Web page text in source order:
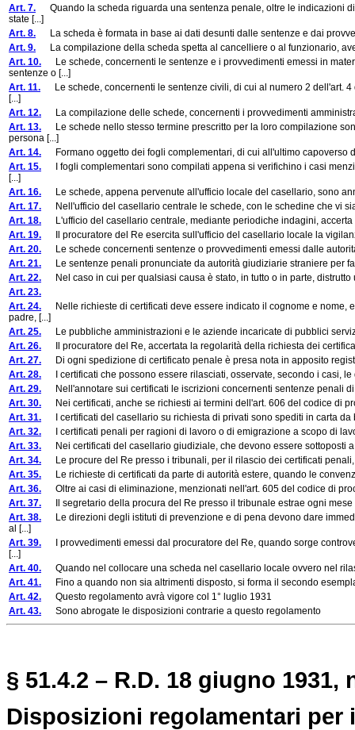
Art. 7. Quando la scheda riguarda una sentenza penale, oltre le indicazioni
state [...]
Art. 8. La scheda è formata in base ai dati desunti dalle sentenze e dai
Art. 9. La compilazione della scheda spetta al cancelliere o al funzionario,
Art. 10. Le schede, concernenti le sentenze e i provvedimenti emessi in
sentenze o [...]
Art. 11. Le schede, concernenti le sentenze civili, di cui al numero 2 dell'art.
[...]
Art. 12. La compilazione delle schede, concernenti i provvedimenti
Art. 13. Le schede nello stesso termine prescritto per la loro compilazione
persona [...]
Art. 14. Formano oggetto dei fogli complementari, di cui all'ultimo capoverso
Art. 15. I fogli complementari sono compilati appena si verifichino i casi
[...]
Art. 16. Le schede, appena pervenute all'ufficio locale del casellario, sono
Art. 17. Nell'ufficio del casellario centrale le schede, con le schedine che vi
Art. 18. L'ufficio del casellario centrale, mediante periodiche indagini,
Art. 19. Il procuratore del Re esercita sull'ufficio del casellario locale la
Art. 20. Le schede concernenti sentenze o provvedimenti emessi dalle
Art. 21. Le sentenze penali pronunciate da autorità giudiziarie straniere per
Art. 22. Nel caso in cui per qualsiasi causa è stato, in tutto o in parte,
Art. 23.
Art. 24. Nelle richieste di certificati deve essere indicato il cognome e nome,
padre, [...]
Art. 25. Le pubbliche amministrazioni e le aziende incaricate di pubblici
Art. 26. Il procuratore del Re, accertata la regolarità della richiesta dei
Art. 27. Di ogni spedizione di certificato penale è presa nota in apposito
Art. 28. I certificati che possono essere rilasciati, osservate, secondo i casi,
Art. 29. Nell'annotare sui certificati le iscrizioni concernenti sentenze penali
Art. 30. Nei certificati, anche se richiesti ai termini dell'art. 606 del codice di
Art. 31. I certificati del casellario su richiesta di privati sono spediti in carta da
Art. 32. I certificati penali per ragioni di lavoro o di emigrazione a scopo di
Art. 33. Nei certificati del casellario giudiziale, che devono essere sottoposti
Art. 34. Le procure del Re presso i tribunali, per il rilascio dei certificati
Art. 35. Le richieste di certificati da parte di autorità estere, quando le
Art. 36. Oltre ai casi di eliminazione, menzionati nell'art. 605 del codice di
Art. 37. Il segretario della procura del Re presso il tribunale estrae ogni
Art. 38. Le direzioni degli istituti di prevenzione e di pena devono dare
al [...]
Art. 39. I provvedimenti emessi dal procuratore del Re, quando sorge
[...]
Art. 40. Quando nel collocare una scheda nel casellario locale ovvero nel
Art. 41. Fino a quando non sia altrimenti disposto, si forma il secondo
Art. 42. Questo regolamento avrà vigore col 1° luglio 1931
Art. 43. Sono abrogate le disposizioni contrarie a questo regolamento
§ 51.4.2 – R.D. 18 giugno 1931,
Disposizioni regolamentari